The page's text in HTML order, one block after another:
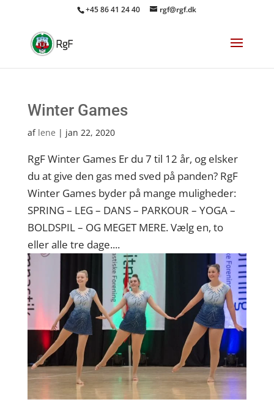
+45 86 41 24 40 rgf@rgf.dk
Winter Games
af lene | jan 22, 2020
RgF Winter Games Er du 7 til 12 år, og elsker
du at give den gas med sved på panden? RgF
Winter Games byder på mange muligheder:
SPRING – LEG – DANS – PARKOUR – YOGA –
BOLDSPIL – OG MEGET MERE. Vælg en, to
eller alle tre dage....